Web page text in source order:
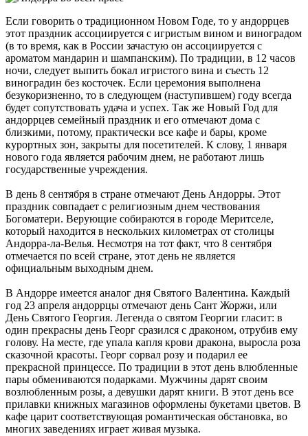
Если говорить о традиционном Новом Годе, то у андоррцев
этот праздник ассоциируется с игристым вином и виноградом
(в то время, как в России зачастую он ассоциируется с
ароматом мандарин и шампанским). По традиции, в 12 часов
ночи, следует выпить бокал игристого вина и съесть 12
виноградин без косточек. Если церемония выполнена
безукоризненно, то в следующем (наступившем) году всегда
будет сопутствовать удача и успех. Так же Новый Год для
андоррцев семейный праздник и его отмечают дома с
близкими, потому, практически все кафе и бары, кроме
курортных зон, закрыты для посетителей. К слову, 1 января
нового года является рабочим днем, не работают лишь
государственные учреждения.
В день 8 сентября в стране отмечают День Андорры. Этот
праздник совпадает с религиозным днем чествования
Богоматери. Верующие собираются в городе Меритселе,
который находится в нескольких километрах от столицы
Андорра-ла-Велья. Несмотря на тот факт, что 8 сентября
отмечается по всей стране, этот день не является
официальным выходным днем.
В Андорре имеется аналог дня Святого Валентина. Каждый
год 23 апреля андоррцы отмечают день Сант Жоржи, или
День Святого Георгия. Легенда о святом Георгии гласит: в
один прекрасны день Георг сразился с драконом, отрубив ему
голову. На месте, где упала капля крови дракона, выросла роза
сказочной красоты. Георг сорвал розу и подарил ее
прекрасной принцессе. По традиции в этот день влюбленные
пары обмениваются подарками. Мужчины дарят своим
возлюбленным розы, а девушки дарят книги. В этот день все
прилавки книжных магазинов оформлены букетами цветов. В
кафе царит соответствующая романтическая обстановка, во
многих заведениях играет живая музыка.